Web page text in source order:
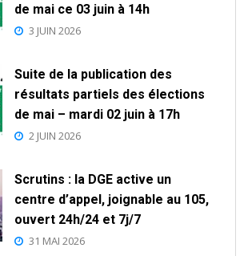
de mai ce 03 juin à 14h
3 JUIN 2026
Suite de la publication des
résultats partiels des élections
de mai – mardi 02 juin à 17h
2 JUIN 2026
Scrutins : la DGE active un
centre d’appel, joignable au 105,
ouvert 24h/24 et 7j/7
31 MAI 2026